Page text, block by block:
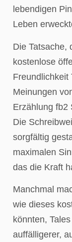
lebendigen
Leben
Die Tatsache,
kostenlose
Freundlichkeit
Meinungen
Erzählung fb2
Die
sorgfältig
maximalen
das die Kraft
Manchmal
wie dieses
könnten,
auffälligerer,